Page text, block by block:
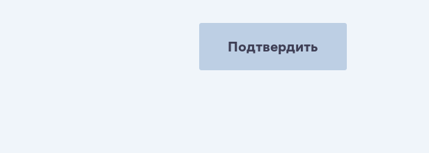
Подтвердить